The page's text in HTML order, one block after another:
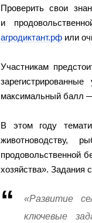
Проверить свои
и
агродиктант.рф или
Участникам
максимальный балл
В этом году
животноводству,
продовольственной
хозяйства». Задания
«Развитие
ключевые